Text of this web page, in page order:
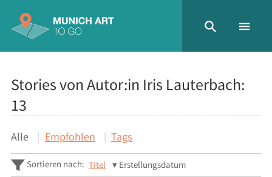
Stories von Autor:in Iris Lauterbach:
13
Alle Empfohlen Tags
Sortieren nach: Titel Erstellungsdatum